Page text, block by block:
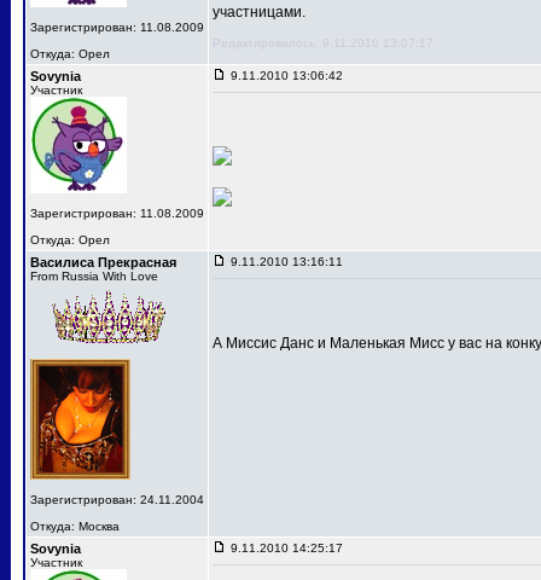
Зарегистрирован: 11.08.2009
Откуда: Орел
участницами.
Редактировалось: 9.11.2010 13:07:17
Sovynia
Участник
Зарегистрирован: 11.08.2009
Откуда: Орел
9.11.2010 13:06:42
Василиса Прекрасная
From Russia With Love
Зарегистрирован: 24.11.2004
Откуда: Москва
9.11.2010 13:16:11
А Миссис Данс и Маленькая Мисс у вас на
Sovynia
Участник
9.11.2010 14:25:17